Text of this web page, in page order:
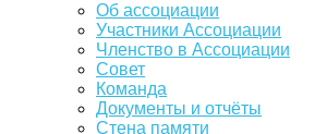
Об ассоциации
Участники Ассоциации
Членство в Ассоциации
Совет
Команда
Документы и отчёты
Стена памяти